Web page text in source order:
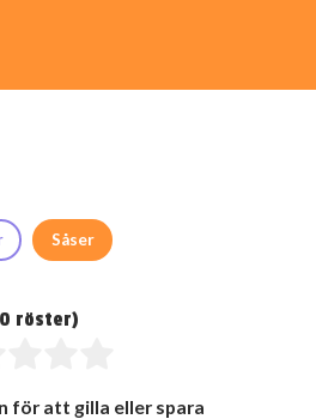
Såser
0 röster)
för att gilla eller spara